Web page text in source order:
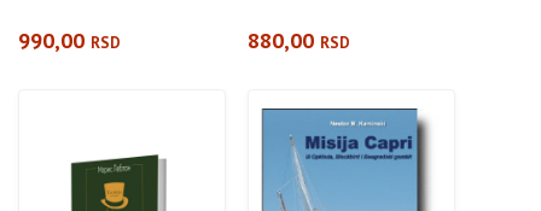
990,00 RSD 880,00 RSD